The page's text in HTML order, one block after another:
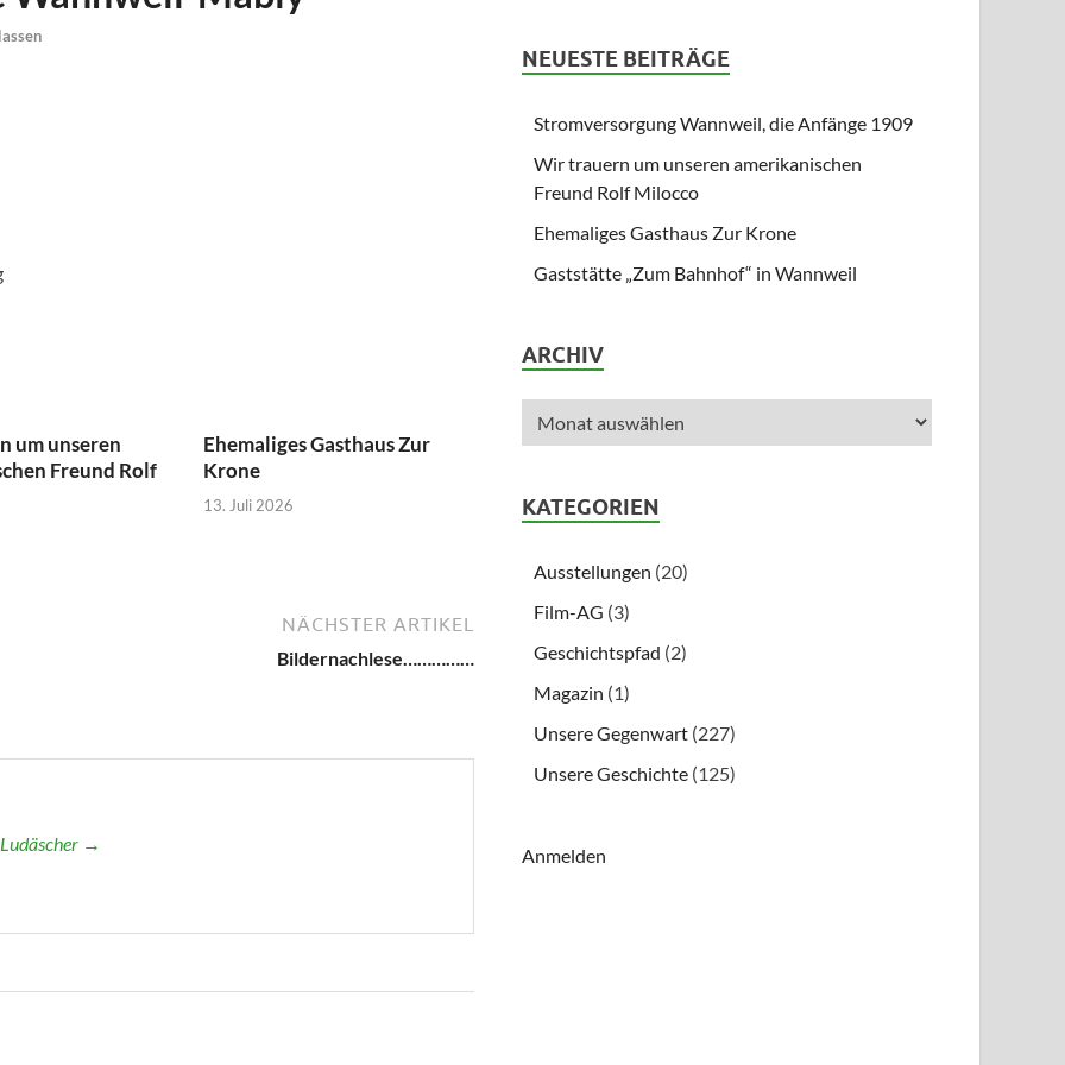
um unseren
Freund Rolf
Ehemaliges Gasthaus Zur
Krone
13. Juli 2026
NÄCHSTER ARTIKEL
Bildernachlese……………
→
NEUESTE BEITRÄGE
Stromversorgung Wannweil, die Anfänge 1909
Wir trauern um unseren amerikanischen
Freund Rolf Milocco
Ehemaliges Gasthaus Zur Krone
Gaststätte „Zum Bahnhof“ in Wannweil
ARCHIV
KATEGORIEN
Ausstellungen (20)
Film-AG (3)
Geschichtspfad (2)
Magazin (1)
Unsere Gegenwart (227)
Unsere Geschichte (125)
Anmelden